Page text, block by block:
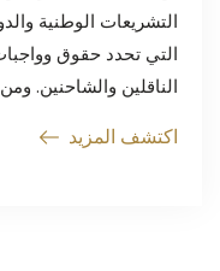
التشريعات الوطنية
التي تحدد حقوق
الناقلين والشاحنين.
اكتشف المزيد